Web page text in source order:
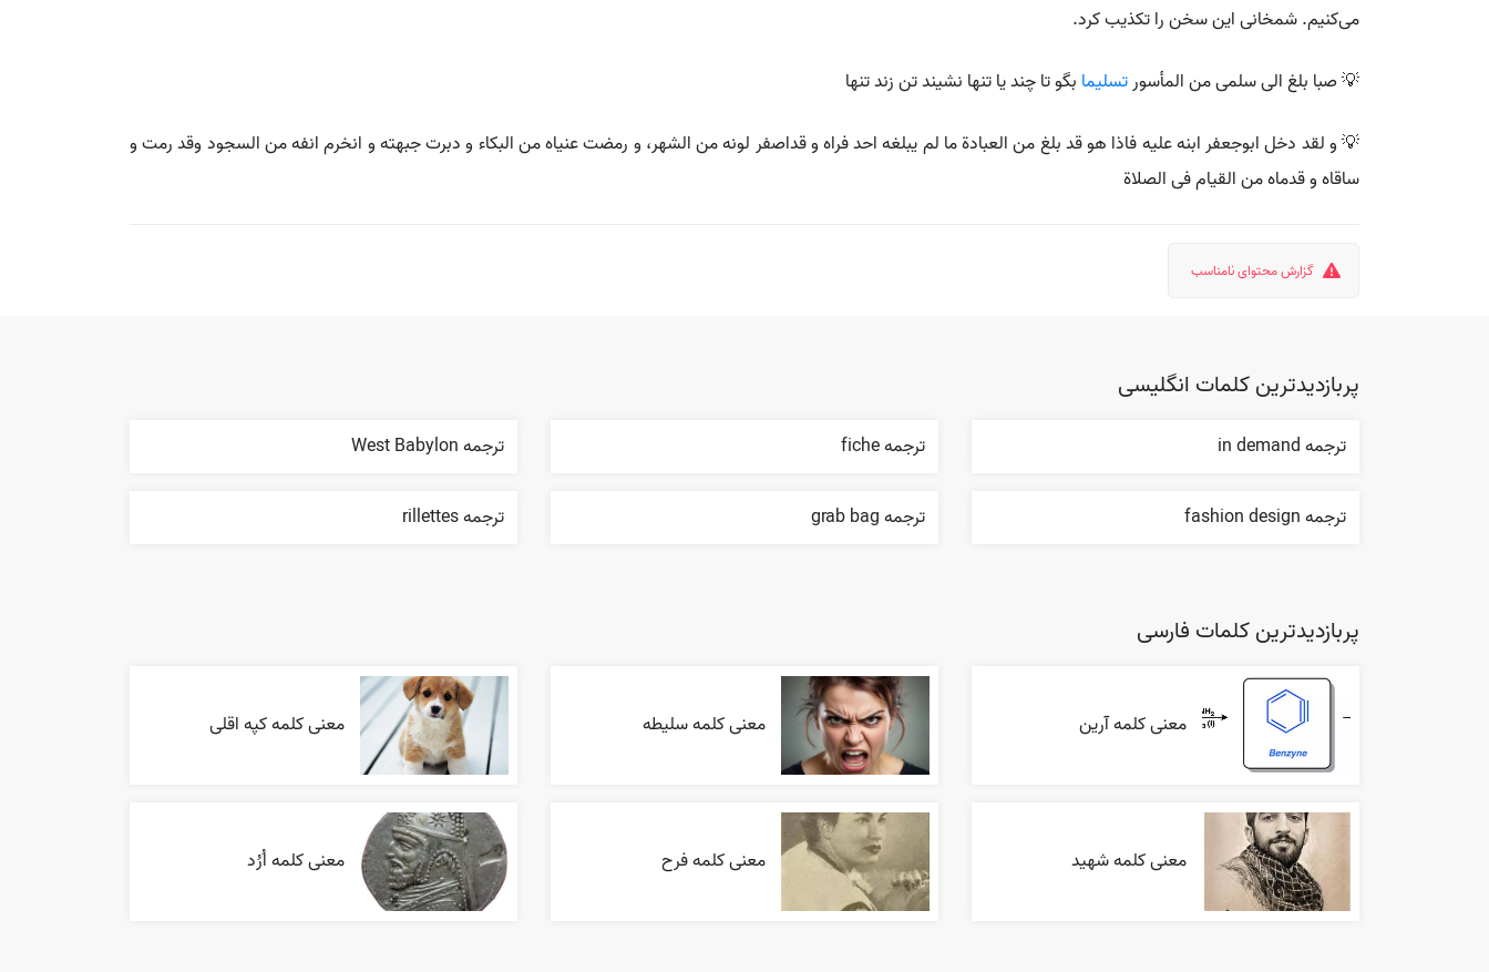
می‌کنیم. شمخانی این سخن را تکذیب کرد.
💡 صبا بلغ الی سلمی من المأسورتسلیما بگو تا چند یا تنها نشیند تن زند تنها
💡 و لقد دخل ابوجعفر ابنه عليه فاذا هو قد بلغ من العبادة ما لم يبلغه احد فراه و قداصفر لونه من الشهر، و رمضت عنياه من البكاء و دبرت جبهته و انخرم انفه من السجود وقد رمت و
ساقاه و قدماه من القيام فى الصلاة
گزارش محتوای نامناسب
پربازدیدترین کلمات انگلیسی
ترجمه in demand ترجمه fiche ترجمه West Babylon
ترجمه fashion design ترجمه grab bag ترجمه rillettes
پربازدیدترین کلمات فارسی
معنی کلمه آرین معنی کلمه سلیطه معنی کلمه کپه اقلی
معنی کلمه شهید معنی کلمه فرح معنی کلمه اُرُد